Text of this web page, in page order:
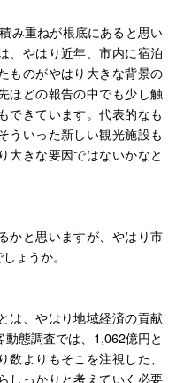
み重ねが根底にあると思い
、やはり近年、市内に宿泊
ものがやはり大きな背景の
ほどの報告の中でも少し触
できています。代表的なも
ういった新しい観光施設も
大きな要因ではないかなと
かと思いますが、やはり市
ょうか。
は、やはり地域経済の貢献
態調査では、1,062億円と
よりもそこを注視した、
しっかりと考えていく必要